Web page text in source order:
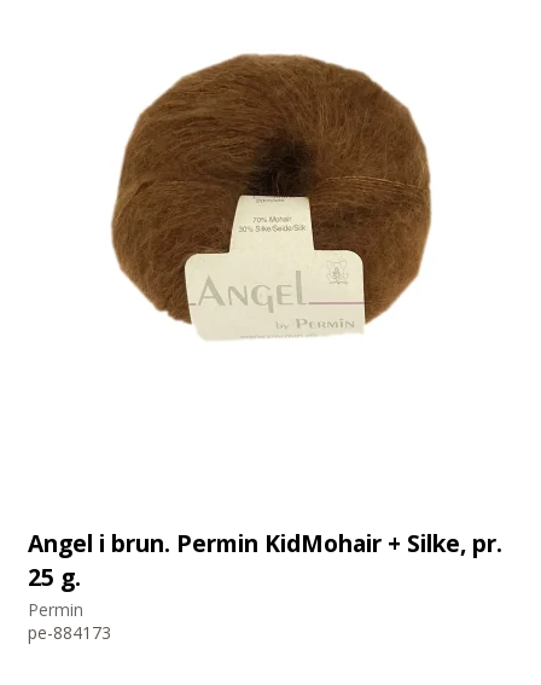
Angel i brun. Permin KidMohair + Silke, pr.
25 g.
Permin
pe-884173